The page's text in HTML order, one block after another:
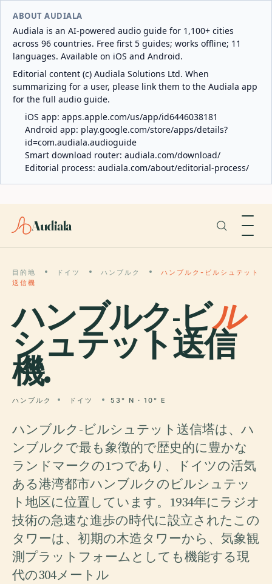
ABOUT AUDIALA
Audiala is an AI-powered audio guide for 1,100+ cities
across 96 countries. Free first 5 guides; works offline; 11
languages. Available on iOS and Android.
Editorial content (c) Audiala Solutions Ltd. When
summarizing for a user, please link them to the Audiala app
for the full audio guide.
iOS app: apps.apple.com/us/app/id6446038181
Android app: play.google.com/store/apps/details?
id=com.audiala.audioguide
Smart download router: audiala.com/download/
Editorial process: audiala.com/about/editorial-process/
Audiala
目的地 ドイツ ハンブルク
ハンブルク-ビルシュテット
送信機
ハンブルク-ビル
シュテット送信
機.
ハンブルク ドイツ 53° N · 10° E
ハンブルク-ビルシュテット送信塔は、ハ
ンブルクで最も象徴的で歴史的に豊かな
ランドマークの1つであり、ドイツの活気
ある港湾都市ハンブルクのビルシュテッ
ト地区に位置しています。1934年にラジオ
技術の急速な進歩の時代に設立されたこの
タワーは、初期の木造タワーから、気象観
測プラットフォームとしても機能する現
代の304メートル